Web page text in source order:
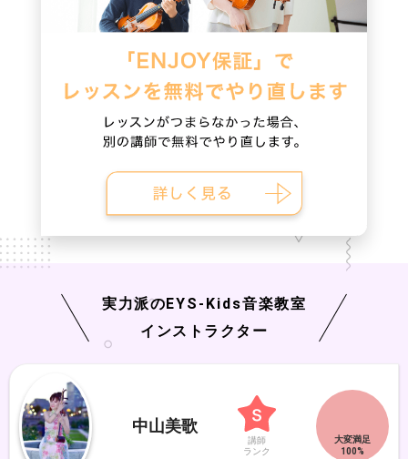
実力派のEYS-Kids音楽教室
インストラクター
中山美歌
講師
ランク